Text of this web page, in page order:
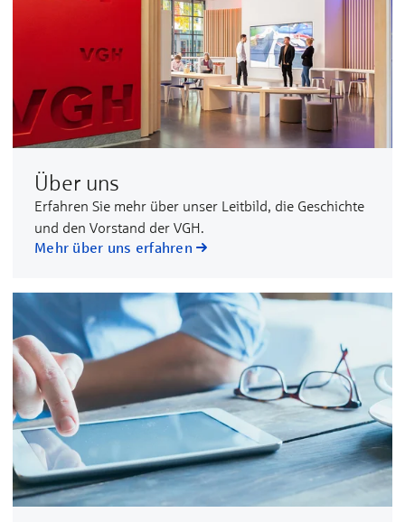
Über uns
Erfahren Sie mehr über unser Leitbild, die Geschichte
und den Vorstand der VGH.
Mehr über uns erfahren